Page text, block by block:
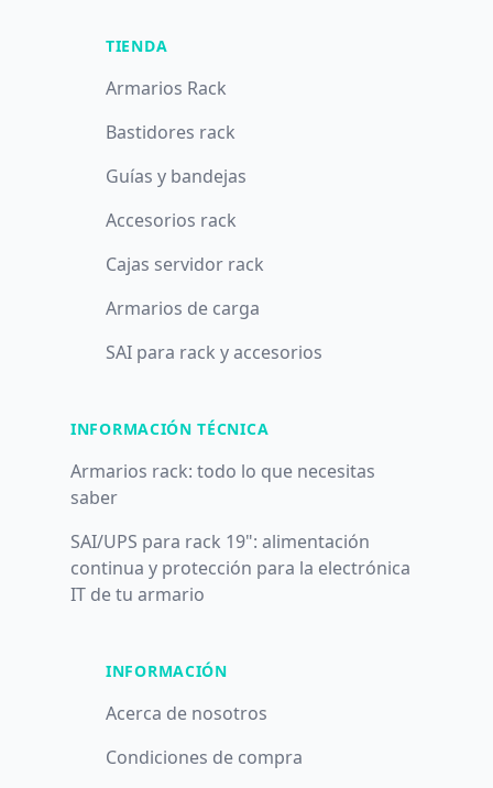
TIENDA
Armarios Rack
Bastidores rack
Guías y bandejas
Accesorios rack
Cajas servidor rack
Armarios de carga
SAI para rack y accesorios
INFORMACIÓN TÉCNICA
Armarios rack: todo lo que necesitas
saber
SAI/UPS para rack 19": alimentación
continua y protección para la electrónica
IT de tu armario
INFORMACIÓN
Acerca de nosotros
Condiciones de compra